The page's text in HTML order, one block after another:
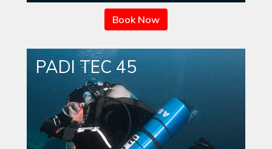
Book Now
PADI TEC 45